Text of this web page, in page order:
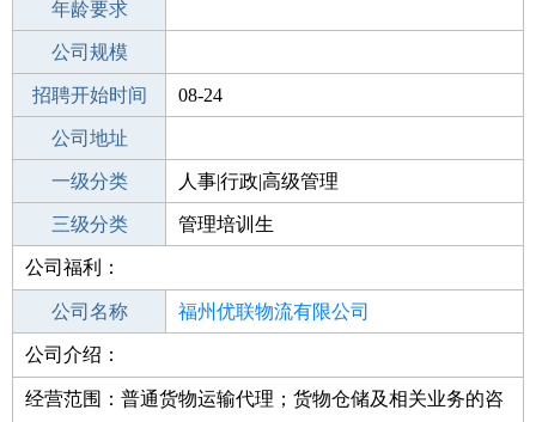
工作经验
年龄要求
工作地点
公司规模
公司电话
招聘开始时间 08-24
招聘结束时间
公司地址
一级分类 人事|行政|高级管理
二级分类 高级管理
三级分类 管理培训生
其他行业
公司福利：
公司名称 福州优联物流有限公司
公司类型
公司介绍：
经营范围：普通货物运输代理；货物仓储及相关业务的咨